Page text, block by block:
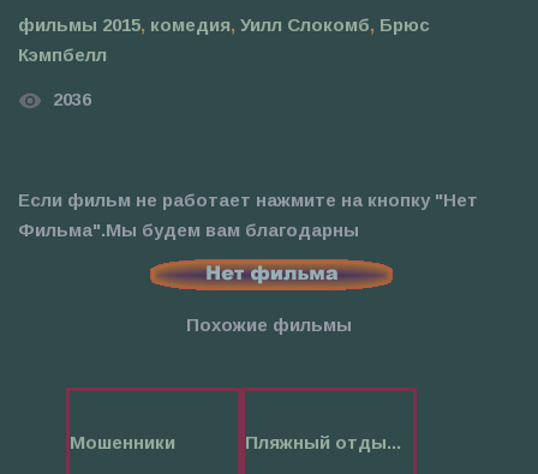
фильмы 2015, комедия, Уилл Слокомб, Брюс
Кэмпбелл
2036
Если фильм не работает нажмите на кнопку "Нет
Фильма".Мы будем вам благодарны
Похожие фильмы
Мошенники Пляжный отды...